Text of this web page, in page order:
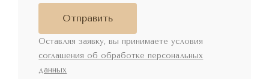
Отправить
Оставляя заявку, вы принимаете условия
соглашения об обработке персональных
данных